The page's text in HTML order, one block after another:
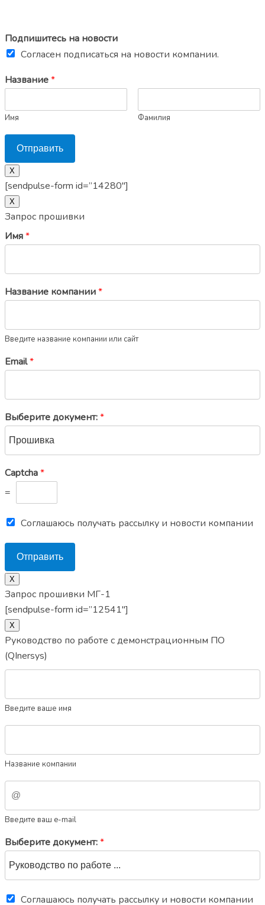
Подпишитесь на новости
Согласен подписаться на новости компании.
Название*
Имя Фамилия
Отправить
X
[sendpulse-form id=”14280″]
Х
Запрос прошивки
Имя*
Название компании*
Введите название компании или сайт
Email*
Выберите документ:*
Captcha*
=
Соглашаюсь получать рассылку и новости компании
Отправить
Х
Запрос прошивки МГ-1
[sendpulse-form id=”12541″]
X
Руководство по работе с демонстрационным ПО
(QInersys)
Введите ваше имя
Название компании
Введите ваш e-mail
Выберите документ:*
Соглашаюсь получать рассылку и новости компании